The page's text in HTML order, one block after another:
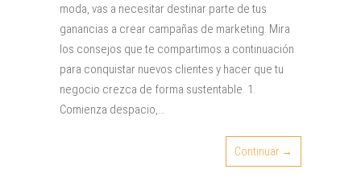
moda, vas a necesitar destinar parte de tus
ganancias a crear campañas de marketing. Mira
los consejos que te compartimos a continuación
para conquistar nuevos clientes y hacer que tu
negocio crezca de forma sustentable. 1.
Comienza despacio,…
Continuar →